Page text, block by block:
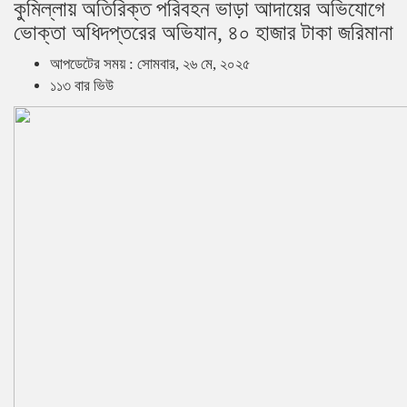
কুমিল্লায় অতিরিক্ত পরিবহন ভাড়া আদায়ের অভিযোগে
ভোক্তা অধিদপ্তরের অভিযান, ৪০ হাজার টাকা জরিমানা
আপডেটের সময় : সোমবার, ২৬ মে, ২০২৫
১১৩ বার ভিউ